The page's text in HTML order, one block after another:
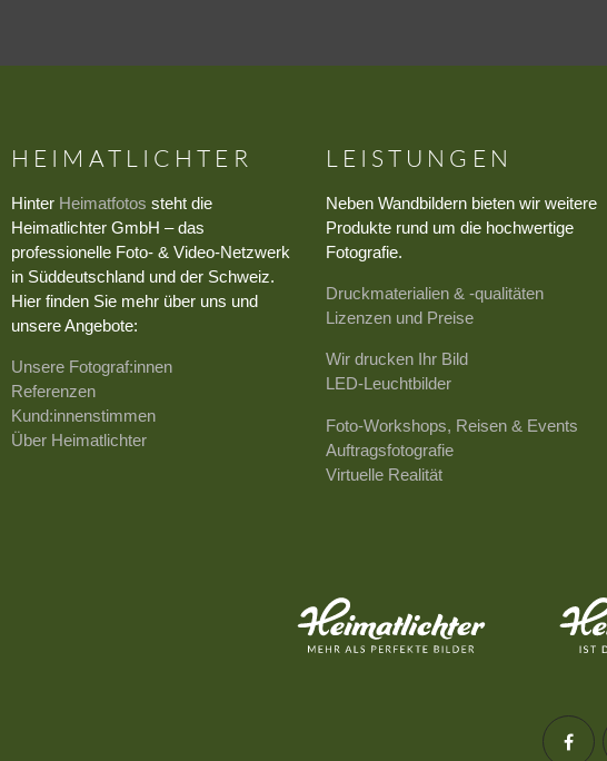
HEIMATLICHTER
Hinter Heimatfotos steht die
Heimatlichter GmbH – das
professionelle Foto- & Video-Netzwerk
in Süddeutschland und der Schweiz.
Hier finden Sie mehr über uns und
unsere Angebote:
Unsere Fotograf:innen
Referenzen
Kund:innenstimmen
Über Heimatlichter
LEISTUNGEN
Neben Wandbildern bieten wir weitere
Produkte rund um die hochwertige
Fotografie.
Druckmaterialien & -qualitäten
Lizenzen und Preise
Wir drucken Ihr Bild
LED-Leuchtbilder
Foto-Workshops, Reisen & Events
Auftragsfotografie
Virtuelle Realität